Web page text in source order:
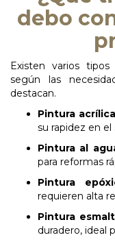
debo
Existen varios
según las
destacan.
Pintura acrílica
su rapidez en el
Pintura al
para reformas
Pintura
requieren alta
Pintura
duradero, ideal